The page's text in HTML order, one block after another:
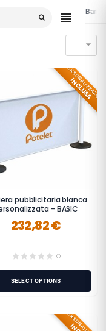
Home

INCLUSA
pubblicitaria bianca
- BASIC
232,82 €
(0)
SELECT OPTIONS